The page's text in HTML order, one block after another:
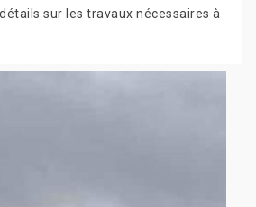
sur les travaux nécessaires à